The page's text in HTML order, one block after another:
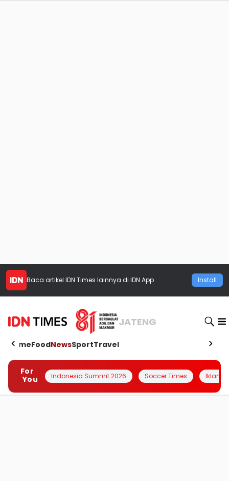
Baca artikel IDN Times lainnya di IDN App Install
JATENG
HomeFoodNewsSportTravel
For
You
Indonesia Summit 2026 Soccer Times Iklanin